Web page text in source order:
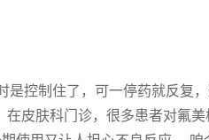
控制住了，可一停药就反复
皮肤科门诊，很多患者对氟